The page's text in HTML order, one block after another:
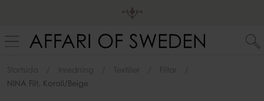
Startsida Inredning Textilier
Filtar
NINA Filt, Korall/beige